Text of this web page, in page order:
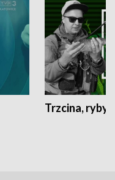
Trzcina, ryby